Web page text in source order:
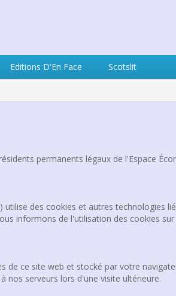
Editions D'En Face Scotslit
permanents légaux de l'Espace
des cookies et autres technologies
informons de l'utilisation des cookies
de ce site web et stocké par votre
nos serveurs lors d'une visite ultérieure.